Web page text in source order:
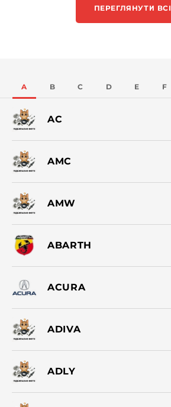
ПЕРЕГЛЯНУТИ ВСІ
A B C D E F
AC
AMC
AMW
ABARTH
ACURA
ADIVA
ADLY